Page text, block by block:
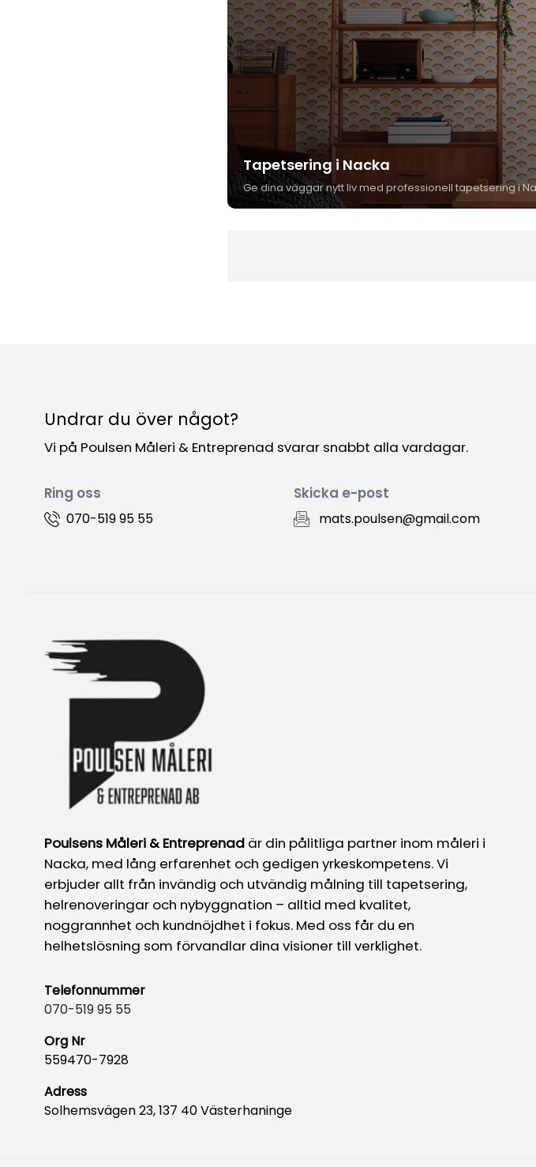
Tapetsering i Nacka
Undrar du över något?
Vi på Poulsen Måleri & Entreprenad svarar snabbt alla vardagar.
Ring oss
070-519 95 55
Skicka e-post
mats.poulsen@gmail.com
Poulsens Måleri & Entreprenad är din pålitliga partner inom måleri i
Nacka, med lång erfarenhet och gedigen yrkeskompetens. Vi
erbjuder allt från invändig och utvändig målning till tapetsering,
helrenoveringar och nybyggnation – alltid med kvalitet,
noggrannhet och kundnöjdhet i fokus. Med oss får du en
helhetslösning som förvandlar dina visioner till verklighet.
Telefonnummer
070-519 95 55
Org Nr
559470-7928
Adress
Solhemsvägen 23, 137 40 Västerhaninge